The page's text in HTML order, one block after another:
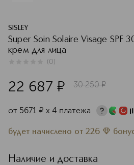
SISLEY
Super Soin Solaire Visage SPF
крем для лица
(0)
22 687 ¤ 30 250 ¤
от 5671 ¤ х 4 платежа
будет начислено от 226
Наличие и доставка